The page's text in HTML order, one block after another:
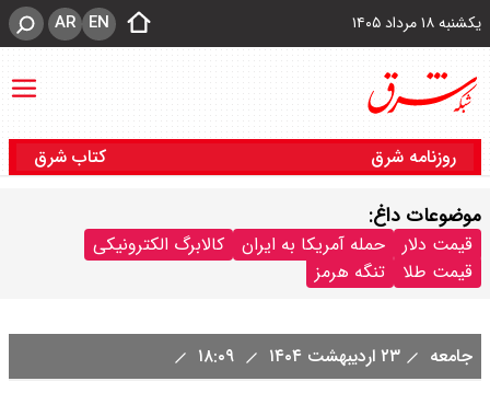
یکشنبه ۱۸ مرداد ۱۴۰۵ EN
AR
روزنامه شرق کتاب شرق
موضوعات داغ:
قیمت دلار حمله آمریکا به ایران
کالابرگ الکترونیکی
قیمت طلا
تنگه هرمز
جامعه ۲۳ اردیبهشت ۱۴۰۴